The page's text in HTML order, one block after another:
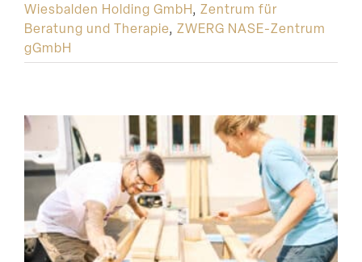
Wiesbalden Holding GmbH, Zentrum für
Beratung und Therapie, ZWERG NASE-Zentrum
gGmbH